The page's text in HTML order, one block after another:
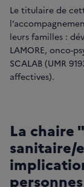
Le titulaire de
leurs familles :
LAMORE, onco-
SCALAB (UMR
affectives).
La chaire
sanitaire/